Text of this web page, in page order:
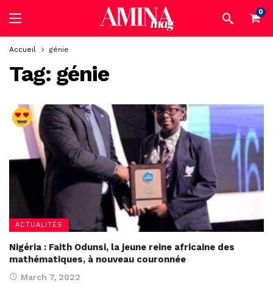
0
Accueil génie
Tag: génie
ACTUALITÉS
Nigéria : Faith Odunsi, la jeune reine africaine des
mathématiques, à nouveau couronnée
March 7, 2022